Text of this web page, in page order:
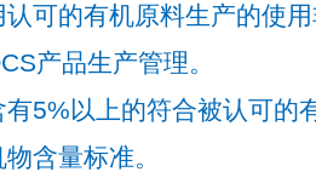
的有机原料生产的使用
产品生产管理。
以上的符合被认可的
含量标准。